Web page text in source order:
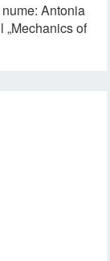
Antonia
„Mechanics of